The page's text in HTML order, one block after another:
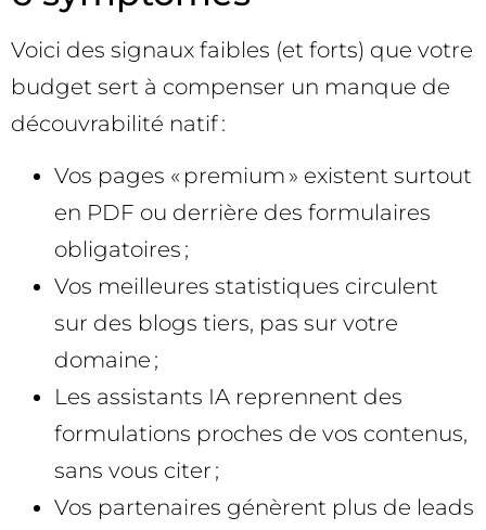
Voici des signaux faibles (et forts) que votre
budget sert à compenser un manque de
découvrabilité natif :
Vos pages « premium » existent surtout
en PDF ou derrière des formulaires
obligatoires ;
Vos meilleures statistiques circulent
sur des blogs tiers, pas sur votre
domaine ;
Les assistants IA reprennent des
formulations proches de vos contenus,
sans vous citer ;
Vos partenaires génèrent plus de leads